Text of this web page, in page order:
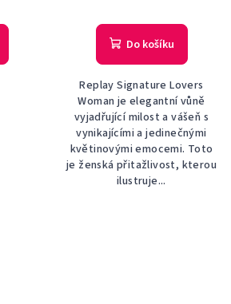
Do košíku
Replay Signature Lovers
Woman je elegantní vůně
vyjadřující milost a vášeň s
vynikajícími a jedinečnými
květinovými emocemi. Toto
je ženská přitažlivost, kterou
ilustruje...